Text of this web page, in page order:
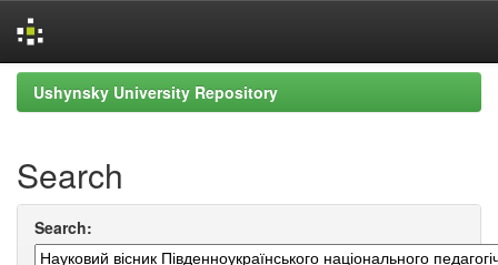
Skip
navigation
Ushynsky University Repository
Search
Search: